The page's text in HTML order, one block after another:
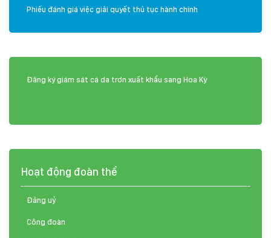
Phiếu đánh giá việc giải quyết thủ tục hành chính
Đăng ký giám sát cá da trơn xuất khẩu sang Hoa Kỳ
Hoạt động đoàn thể
Đảng uỷ
Công đoàn